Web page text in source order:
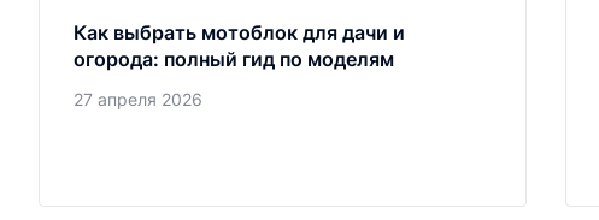
Как выбрать мотоблок для дачи и
огорода: полный гид по моделям
27 апреля 2026